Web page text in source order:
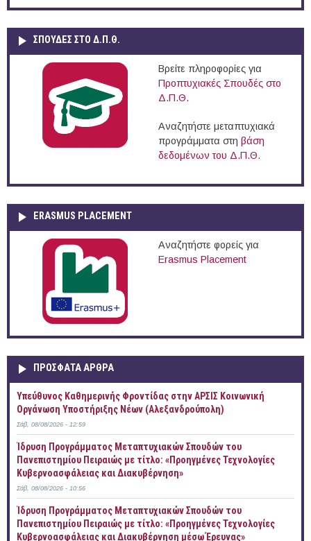
ΣΠΟΥΔΈΣ ΣΤΟ Δ.Π.Θ.
Βρείτε πληροφορίες για
Προπτυχιακές Σπουδές στο
Δ.Π.Θ.
Αναζητήστε μεταπτυχιακά
προγράμματα στη βάση
δεδομένων του Δ.Π.Θ.
ERASMUS PLACEMENT
Αναζητήστε φορείς για
Erasmus Placement
ΠΡOΣΦΑΤΑ AΡΘΡΑ
Yπεύθυνος Καθημερινής Φροντίδας στην ΑΡΣΙΣ Κοινωνική
Οργάνωση Υποστήριξης Νέων (Αλεξανδρούπολη)
Σάβ, 08/08/2026 - 12:59
Ίδρυση Προγράμματος Μεταπτυχιακών Σπουδών του
Πανεπιστημίου Πειραιώς με τίτλο: «Προηγμένες Τεχνολογίες
Κυβερνοασφάλειας και Διακυβέρνηση»
Σάβ, 08/08/2026 - 10:56
Ίδρυση Προγράμματος Μεταπτυχιακών Σπουδών του
Πανεπιστημίου Πειραιώς με τίτλο: «Προηγμένες Τεχνολογίες
Κυβερνοασφάλειας και Διακυβέρνηση μέσω Έρευνας»